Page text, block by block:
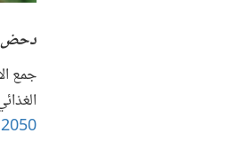
دحض
جمع
2050